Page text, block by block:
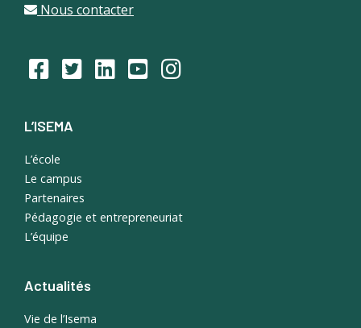
Nous contacter
L’ISEMA
L’école
Le campus
Partenaires
Pédagogie et entrepreneuriat
L’équipe
Actualités
Vie de l’Isema